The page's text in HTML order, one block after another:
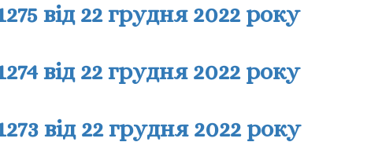
від 22 грудня 2022 року
від 22 грудня 2022 року
від 22 грудня 2022 року